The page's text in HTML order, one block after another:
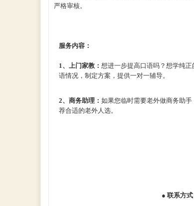
严格审核。
服务内容：
1、上门家教： 想进一步提高口语吗？想学纯
语情况，制定方案，提供一对一辅导。
2、商务助理： 如果您临时需要老外做商务助
荐合适的老外人选。
● 联系方式